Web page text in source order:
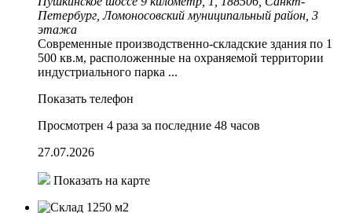
Петербург, Ломоносовский муниципальный район, 3
этажа
Современные производственно-складские здания по 1
500 кв.м, расположенные на охраняемой территории
индустриального парка ...
Показать телефон
Просмотрен 4 раза за последние 48 часов
27.07.2026
Показать на карте